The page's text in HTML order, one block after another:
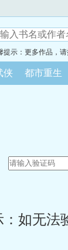
提示：更多作品，
侠 都市重生
如无法